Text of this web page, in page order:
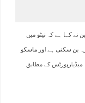
نے کہا ہے کہ نیٹو میں
بن سکتی ہے اور ماسکو
میڈیارپورٹس کے مطابق